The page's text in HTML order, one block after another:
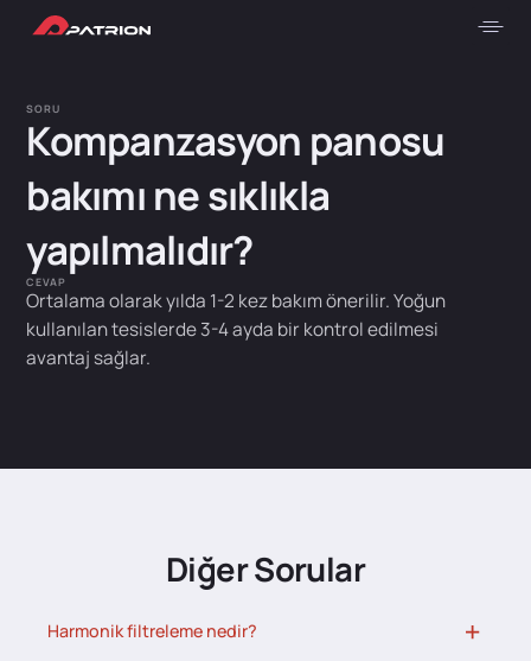
SORU
Kompanzasyon panosu
bakımı ne sıklıkla
yapılmalıdır?
CEVAP
Ortalama olarak yılda 1-2 kez bakım önerilir. Yoğun
kullanılan tesislerde 3-4 ayda bir kontrol edilmesi
avantaj sağlar.
Diğer Sorular
Harmonik filtreleme nedir?